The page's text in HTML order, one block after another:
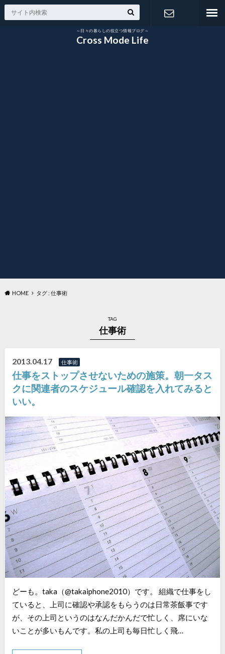
～日々の暮らしの役立つ情報ブログ～
Cross Mode Life
HOME タグ : 仕事術
TAG
仕事術
2013.04.17 仕事術
仕事をストップさせないための施策。朝一タス
クに関連者のスケジュール確認を入れてみると
いい。
どーも。taka（@takaiphone2010）です。 組織で仕事をし
ていると、上司に確認や承認をもらうのは日常茶飯事です
が、その上司というのはなんだかんだで忙しく、席にいな
いことが多いもんです。私の上司も毎日忙しく飛…